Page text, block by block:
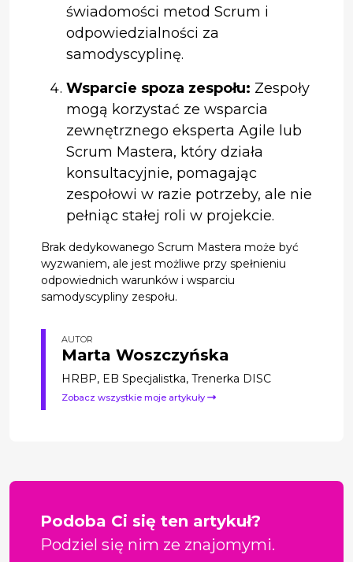
świadomości metod Scrum i
odpowiedzialności za
samodyscyplinę.
Wsparcie spoza zespołu: Zespoły
mogą korzystać ze wsparcia
zewnętrznego eksperta Agile lub
Scrum Mastera, który działa
konsultacyjnie, pomagając
zespołowi w razie potrzeby, ale nie
pełniąc stałej roli w projekcie.
Brak dedykowanego Scrum Mastera może być
wyzwaniem, ale jest możliwe przy spełnieniu
odpowiednich warunków i wsparciu
samodyscypliny zespołu.
AUTOR
Marta Woszczyńska
HRBP, EB Specjalistka, Trenerka DISC
Zobacz wszystkie moje artykuły
Podoba Ci się ten artykuł?
Podziel się nim ze znajomymi.